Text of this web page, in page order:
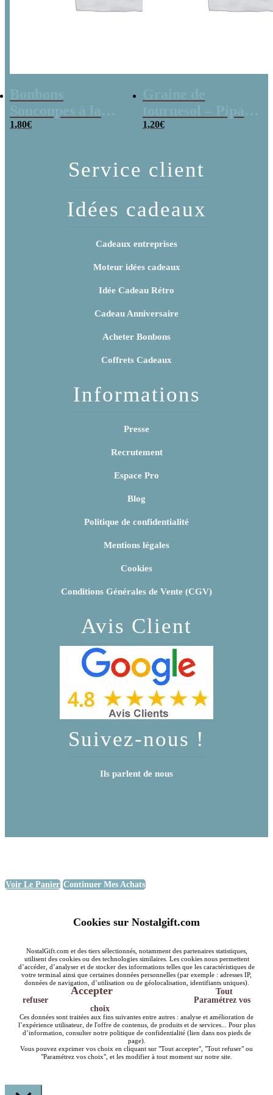
poudre (x20)
1,80€
x 3
1,20€
Service client
Idées cadeaux
Cadeaux entreprises
Moteur idées cadeaux
Idée Cadeau Rétro
Cadeau Anniversaire
Acheter Bonbons
Coffrets Cadeaux
Informations
Presse
Recrutement
Espace Pro
Blog
Politique de confidentialité
Mentions légales
Cookies
Conditions Générales de Vente (CGV)
Avis Client
Suivez-nous !
Ils parlent de nous
Voir Le Panier Continuer Mes Achats
Cookies sur Nostalgift.com
NostalGift.com et des tiers sélectionnés, notamment des partenaires statistiques,
utilisent des cookies ou des technologies similaires. Les cookies nous permettent
d’accéder, d’analyser et de stocker des informations telles que les caractéristiques de
votre terminal ainsi que certaines données personnelles (par exemple : adresses IP,
données de navigation, d’utilisation ou de géolocalisation, identifiants uniques).
Accepter
Tout
refuser
Paramétrez vos
choix
Ces données sont traitées aux fins suivantes entre autres : analyse et amélioration de
l’expérience utilisateur, de l'offre de contenus, de produits et de services... Pour plus
d’information, consulter notre politique de confidentialité (lien dans nos pieds de
page).
Vous pouvez exprimer vos choix en cliquant sur "Tout accepter", "Tout refuser" ou
"Paramétrez vos choix", et les modifier à tout moment sur notre site.